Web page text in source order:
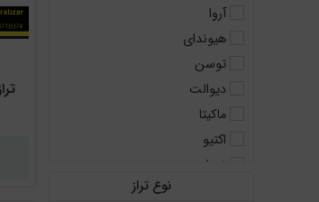
آروا
هیوندای
توسن
دیوالت
ماکیتا
اکتیو
نووا
دی سی اینوع تراز